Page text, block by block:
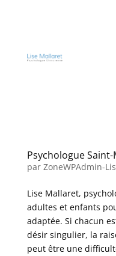
Psychologue Saint-
par ZoneWPAdmin-
Lise Mallaret,
adultes et enfants
adaptée. Si chacun
désir singulier, la
peut être une